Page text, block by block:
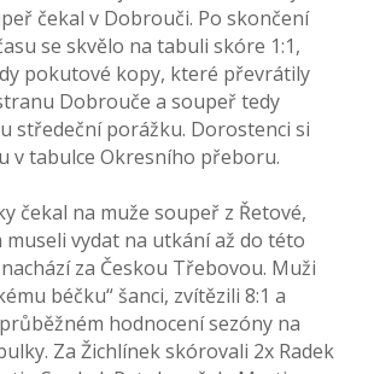
čekal v Dobrouči. Po skončení
se skvělo na tabuli skóre 1:1,
pokutové kopy, které převrátily
Dobrouče a soupeř tedy
středeční porážku. Dorostenci si
v tabulce Okresního přeboru.
čekal na muže soupeř z Řetové,
museli vydat na utkání až do této
za Českou Třebovou. Muži
béčku“ šanci, zvítězili 8:1 a
hodnocení sezóny na
Za Žichlínek skórovali 2x Radek